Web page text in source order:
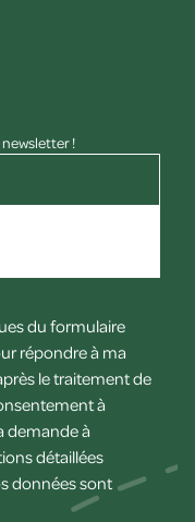
!
du formulaire
répondre à ma
le traitement de
à
demande à
détaillées
données sont